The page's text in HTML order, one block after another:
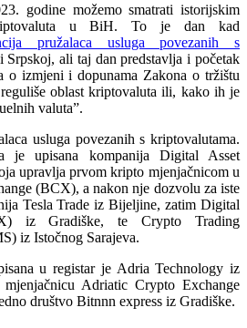
godine možemo smatrati istorijskim
u BiH. To je dan kad
pružalaca usluga povezanih s
Srpskoj, ali taj dan predstavlja i početak
o izmjeni i dopunama Zakona o tržištu
oblast kriptovaluta ili, kako ih je
valuta”.
usluga povezanih s kriptovalutama.
upisana kompanija Digital Asset
upravlja prvom kripto mjenjačnicom u
(BCX), a nakon nje dozvolu za iste
Tesla Trade iz Bijeljine, zatim Digital
iz Gradiške, te Crypto Trading
iz Istočnog Sarajeva.
u registar je Adria Technology iz
Adriatic Crypto Exchange
društvo Bitnnn express iz Gradiške.